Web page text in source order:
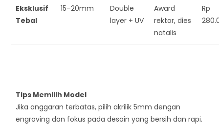
Eksklusif
Tebal
15–20mm
Double
layer + UV
Award
rektor, dies
natalis
Rp
Tips Memilih Model
Jika anggaran terbatas, pilih akrilik 5mm dengan
engraving dan fokus pada desain yang bersih dan rapi.